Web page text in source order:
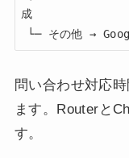
成
└─ その他 →
問い合わせ対応
ます。Routerと
す。